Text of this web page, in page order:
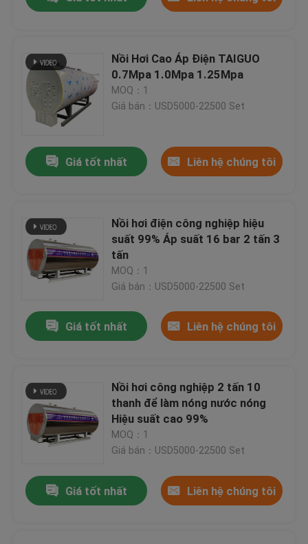
Nồi Hơi Cao Áp Điện TAIGUO
0.7Mpa 1.0Mpa 1.25Mpa
MOQ：1
Giá bán：USD5000-22500 Set
Giá tốt nhất Liên hệ chúng tôi
Nồi hơi điện công nghiệp hiệu
suất 99% Áp suất 16 bar 2 tấn 3
tấn
MOQ：1
Giá bán：USD5000-22500 Set
Giá tốt nhất Liên hệ chúng tôi
Nồi hơi công nghiệp 2 tấn 10
thanh để làm nóng nước nóng
Hiệu suất cao 99%
MOQ：1
Giá bán：USD5000-22500 Set
Giá tốt nhất Liên hệ chúng tôi